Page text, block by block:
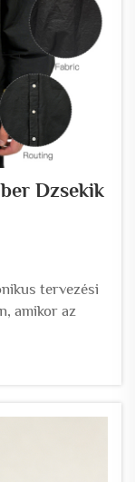
Dzsekik
tervezési
amikor az
volt
repülési